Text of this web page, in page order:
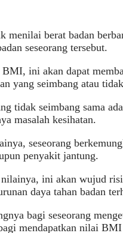
berat badan
seseorang tersebut.
ini akan dapat
yang seimbang atau
tidak seimbang sama
masalah kesihatan.
seseorang
penyakit jantung.
ini akan wujud
daya tahan badan
bagi seseorang
mendapatkan nilai